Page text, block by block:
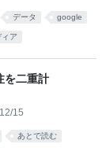
データ google
ィア
を二重計
15
あとで読む